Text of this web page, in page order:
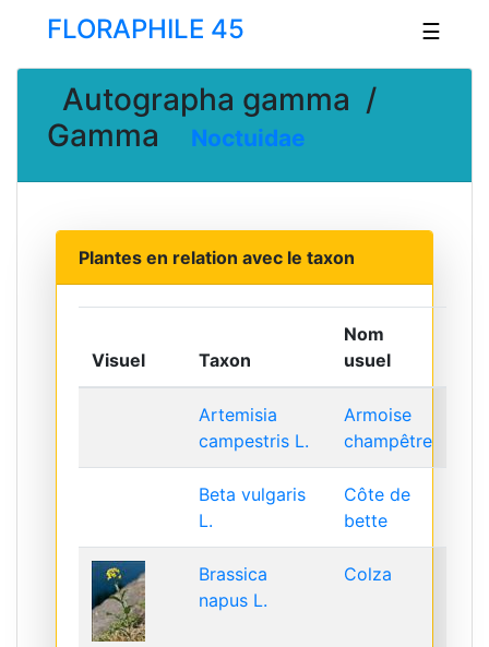
FLORAPHILE 45 ☰
Autographa gamma /
Gamma
Noctuidae
Plantes en relation avec le taxon
Visuel Taxon
Nom
usuel
Artemisia
campestris L.
Armoise
champêtre
Beta vulgaris
L.
Côte de
bette
Brassica
napus L.
Colza